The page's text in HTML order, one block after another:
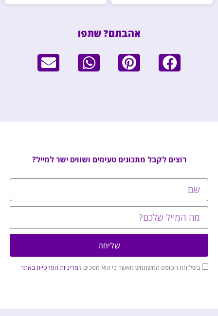
אהבתם? שתפו
רוצים לקבל מתכונים טעימים ושווים ישר למייל?
בשליחת הטופס המשתמש מאשר כי הוא מסכים למדיניות הפרטיות באתר
שליחה